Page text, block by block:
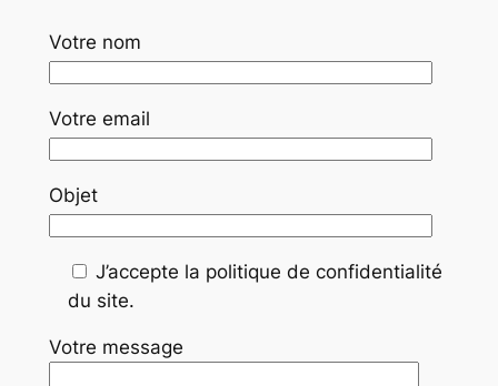
Votre nom
Votre email
Objet
J’accepte la politique de confidentialité
du site.
Votre message